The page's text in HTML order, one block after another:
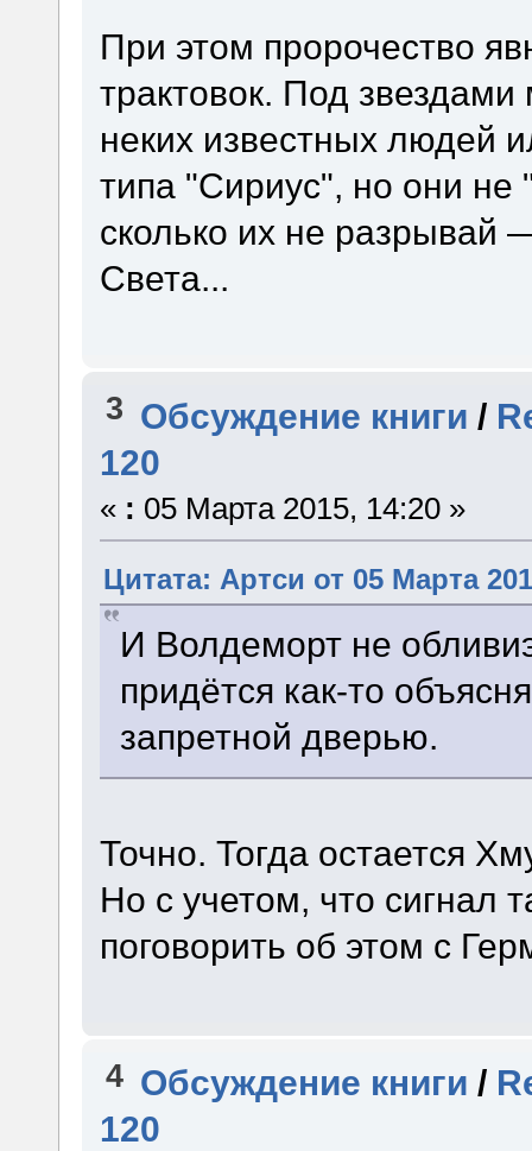
При этом пророчество
трактовок. Под
неких известных людей
типа "Сириус", но они не
сколько их не разрывай
Света...
3 Обсуждение книги /
120
« : 05 Марта 2015, 14:20 »
Цитата: Артси от 05 Марта
И Волдеморт не
придётся как-то
запретной дверью.
Точно. Тогда остается
Но с учетом, что сигнал
поговорить об этом с
4 Обсуждение книги /
120